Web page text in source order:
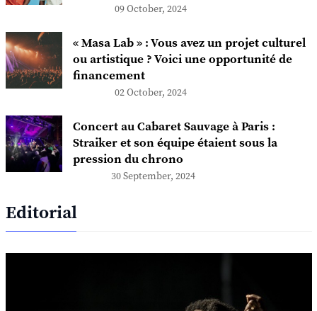
09 October, 2024
« Masa Lab » : Vous avez un projet culturel
ou artistique ? Voici une opportunité de
financement
02 October, 2024
Concert au Cabaret Sauvage à Paris :
Straiker et son équipe étaient sous la
pression du chrono
30 September, 2024
Editorial